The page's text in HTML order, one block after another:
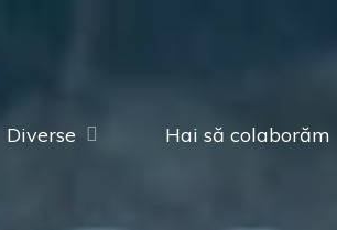
Diverse Hai să colaborăm